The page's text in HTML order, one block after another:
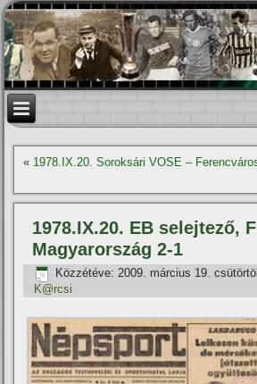
« 1978.IX.20. Soroksári VOSE –
1978.IX.20. EB selejtező,
Magyarország 2-1
Közzétéve: 2009. március 19.
K@rcsi